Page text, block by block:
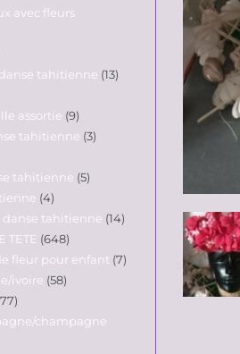
avec fleurs
tahitienne 13
assortie 9
tahitienne 3
tahitienne 5
4
tahitienne 14
TETE 648
fleur pour enfant 7
ivoire 58
77
champagne